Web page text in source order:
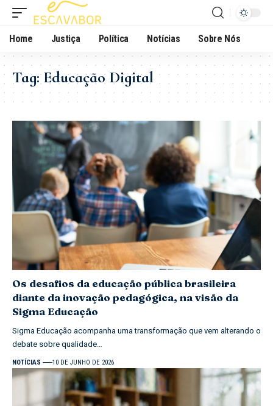
Home Justiça Política Notícias Sobre Nós
Tag:Educação Digital
Os desafios da educação pública brasileira
diante da inovação pedagógica, na visão da
Sigma Educação
Sigma Educação acompanha uma transformação que vem alterando o
debate sobre qualidade…
NOTÍCIAS 10 DE JUNHO DE 2026